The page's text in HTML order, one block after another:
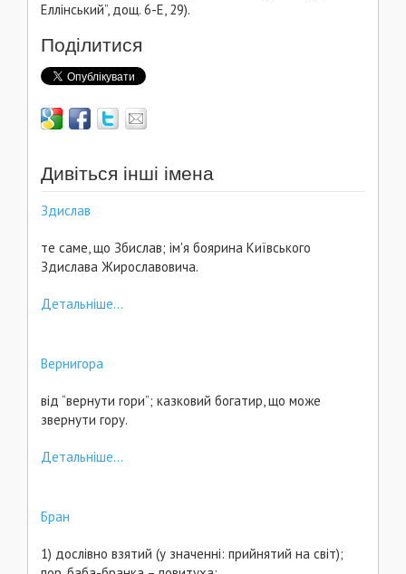
Еллінський”, дощ. 6-Е, 29).
Поділитися
Дивіться інші імена
Здислав
те саме, що Збислав; ім'я боярина Київського
Здислава Жирославовича.
Детальніше...
Вернигора
від “вернути гори”; казковий богатир, що може
звернути гору.
Детальніше...
Бран
1) дослівно взятий (у значенні: прийнятий на світ);